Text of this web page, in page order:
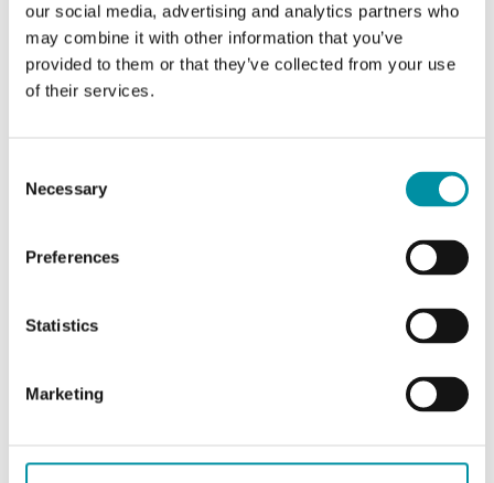
our social media, advertising and analytics partners who
may combine it with other information that you’ve
provided to them or that they’ve collected from your use
of their services.
Selection
Necessary
Preferences
Statistics
Marketing
Intervallo di misura,
temp
0…50 °C
Elemento sensibile
Equivalente
Scala graduata 5…30
di setpoint